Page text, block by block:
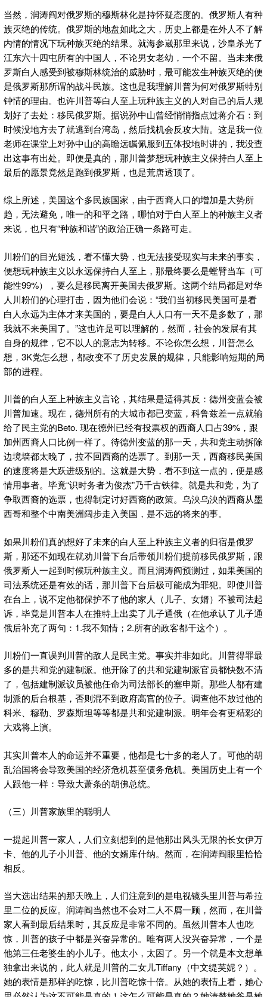
当然，润涛阎对俄罗斯的穆斯林化是持怀疑态度的。俄罗斯人有种
族灭绝的传统。俄罗斯的地盘如此之大，历史上都是在外人不了解
内情的情况下玩种族灭绝的结果。就海参崴那里来说，沙皇杀光了
江东六十四屯所有的中国人，不论男女老幼，一个不留。当未来俄
罗斯白人感受到被穆斯林统治的威胁时，最可能发生种族灭绝的便
是俄罗斯那所谓的战斗民族。这也是我理解川普为何对俄罗斯特别
钟情的理由。也许川普等白人至上玩种族主义的人对自己的后人规
划好了去处：移民俄罗斯。据说孙中山曾经悄悄指点过蒋介石：到
时候没地方去了就逃到台湾岛，然后找机会反攻大陆。这是我一位
老师在课堂上对孙中山的高瞻远瞩佩服到五体投地时讲的，我没查
出这事有出处。即便是真的，那川普梦想玩种族主义保持白人至上
最后的愿景竟然是跑到俄罗斯，也是荒唐透顶了。
综上所述，美国这个多民族国家，由于西裔人口的增加是大势所
趋，无法避免，唯一的和平之路，哪怕对于白人至上的种族主义者
来说，也只有“种族和谐”的政治正确一条路可走。
川粉们的目光短浅，看不懂大势，也无法接受现实与未来的事实，
便想玩种族主义以永远保持白人至上，那最终要么是螳臂当车（可
能性99%），要么是移民离开美国去俄罗斯。这两个结局都是对华
人川粉们的心理打击，因为他们会说：“我们当初移民美国可是看
白人永远为主体才来美国的，要是白人人口有一天不是多数了，那
我就不来美国了。”这也许是可以理解的，然而，社会的发展有其
自身的规律，它不以人的意志为转移。不论你怎么想，川普怎么
想，3K党怎么想，都改变不了历史发展的规律，只能影响短期的局
部的进程。
川普的白人至上种族主义言论，其结果是适得其反：德州变蓝会被
川普加速。现在，德州所有的大城市都已变蓝，科鲁兹差一点就输
给了民主党的Beto. 现在德州已经有投票权的西裔人口占39%，跟
加州西裔人口比例一样了。待德州变蓝的那一天，共和党主动拆除
边境墙都太晚了，拉不回西裔的选票了。到那一天，西裔移民美国
的速度将是大跃进级别的。这就是大势，看不到这一点的，便是感
情用事者。毕竟“识时务者为俊杰”乃千古铁律。就是共和党，为了
争取西裔的选票，也得制定讨好西裔的政策。乌泱乌泱的西裔从墨
西哥和整个中南美洲阔步走入美国，是不远的将来的事。
如果川粉们真的想好了未来的白人至上种族主义者的归宿是俄罗
斯，那还不如现在就劝川普下台后带领川粉们提前移民俄罗斯，跟
俄罗斯人一起到时候玩种族主义。而且润涛阎预测过，如果美国的
司法系统还是有效的话，那川普下台后极可能成为罪犯。即使川普
在台上，说不定他都保护不了他的家人（儿子、女婿）不被司法起
诉，毕竟是川普本人在推特上出卖了儿子通俄（在他承认了儿子通
俄后补充了两句：1.我不知情；2.所有的政客都干这个）。
川粉们一直误判川普的敌人是民主党。事实并非如此。川普得罪最
多的是共和党的建制派。他开除了的共和党建制派官员都快数不清
了，包括建制派议员被他任命为司法部长的塞申斯。那些人都有建
制派的后台根基，否则混不到政府高官的位子。调查他不放过他的
科米、穆勒、罗森斯坦等等都是共和党建制派。明年会有更精彩的
大戏将上演。
其实川普本人的命运并不重要，他都是七十多的老人了。可他的胡
乱治国将会导致美国的经济危机甚至债务危机。美国历史上有一个
人跟他一样：导致大萧条的胡佛总统。
（三）川普家族里的聪明人
一提起川普一家人，人们立刻想到的是他那出风头无限的长女伊万
卡、他的儿子小川普、他的女婿库什纳。然而，在润涛阎眼里恰恰
相反。
当大选出结果的那天晚上，人们注意到的是电视镜头里川普与希拉
里二位的反应。润涛阎当然也不会对二人不屑一顾，然而，在川普
家人看到最后结果时，其反应是非常不同的。虽然川普本人也吃
惊，川普的孩子中都是兴奋异常的。唯有两人没兴奋异常，一个是
他第三任老婆生的小儿子。他太小，太困了。另一个就是本文想单
独拿出来说的，此人就是川普的二女儿Tiffany（中文缇芙妮？）。
她的表情是那样的吃惊，比川普吃惊十倍。从她的表情上看，她心